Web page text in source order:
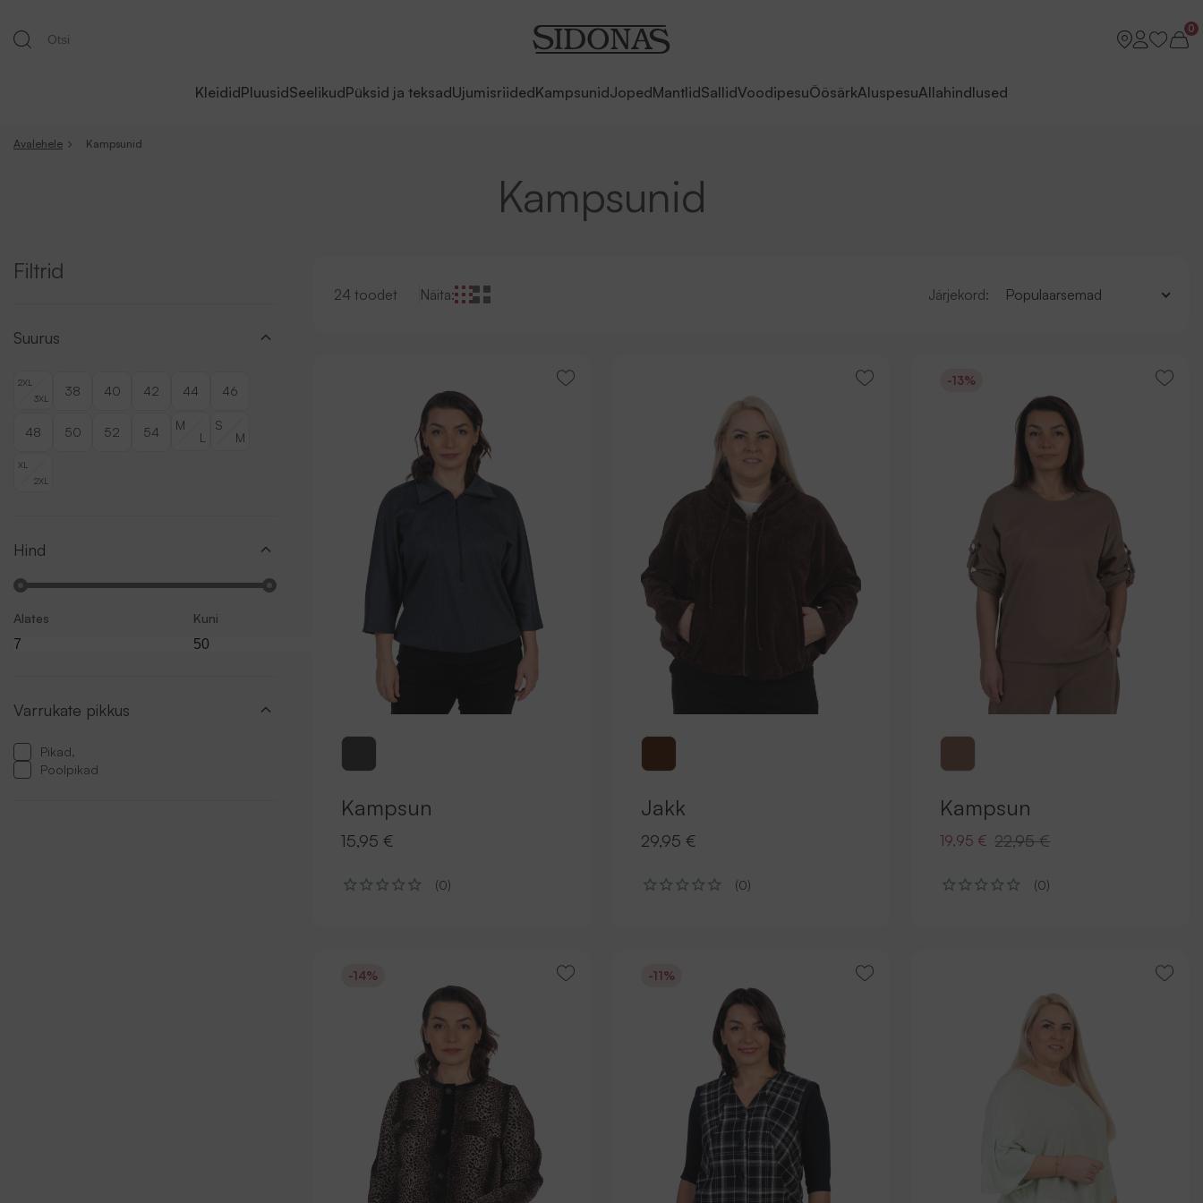
0
KleididPluusidSeelikudPüksid ja teksadUjumisriidedKampsunidJopedMantlidSallidVoodipesuÖösärkAluspesuAllahindlused
Avalehele Kampsunid
Kampsunid
Filtrid
Suurus
2XL
3XL
38 40 42 44 46
48 50 52 54
M
L
S
M
XL
2XL
Hind
Alates Kuni
Varrukate pikkus
Pikad,
Poolpikad
24 toodet Näita: Järjekord: Populaarsemad
Kampsun
15,95 €
(0)
Jakk
29,95 €
(0)
-13%
Kampsun
19,95 € 22,95 €
(0)
-14% -11%